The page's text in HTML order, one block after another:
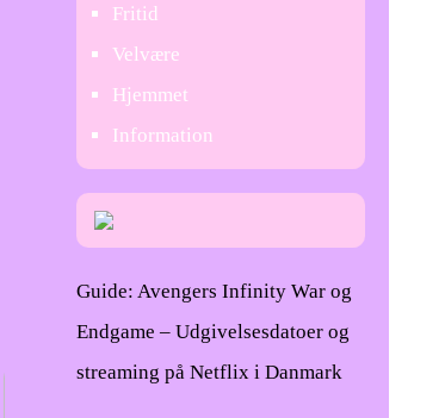
Fritid
Velvære
Hjemmet
Information
Guide: Avengers Infinity War og
Endgame – Udgivelsesdatoer og
streaming på Netflix i Danmark